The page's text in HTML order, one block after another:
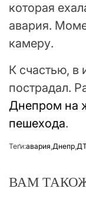
которая
авария.
камеру.
К счастью, в
пострадал.
Днепром на
пешехода.
Теґи:авария,Днепр,
ВАМ